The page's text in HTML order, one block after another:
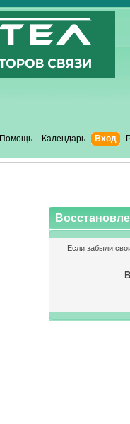
Помощь Календарь Вход
Если забыли